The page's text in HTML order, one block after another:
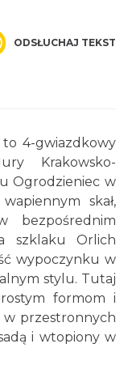
ODSŁUCHAJ TEKST
to 4-gwiazdkowy
Krakowsko-
Ogrodzieniec w
skał,
bezpośrednim
szklaku Orlich
wypoczynku w
stylu. Tutaj
formom i
w przestronnych
i wtopiony w